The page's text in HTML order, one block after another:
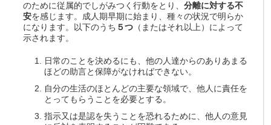
のために従属的でしがみつく行動をとり、分離に対する不
安を感じます。成人期早期に始まり、種々の状況で明らか
になります。以下のうち ５つ （またはそれ以上）によって
示されます。
日常のことを決めるにも、他の人達からのありあまる
ほどの助言と保障がなければできない。
自分の生活のほとんどの主要な領域で、他人に責任を
とってもらうことを必要とする。
指示又は是認を失うことを恐れるために、他人の意見